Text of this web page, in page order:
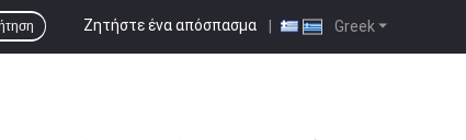
Greek
Ζητήστε ένα απόσπασμα |